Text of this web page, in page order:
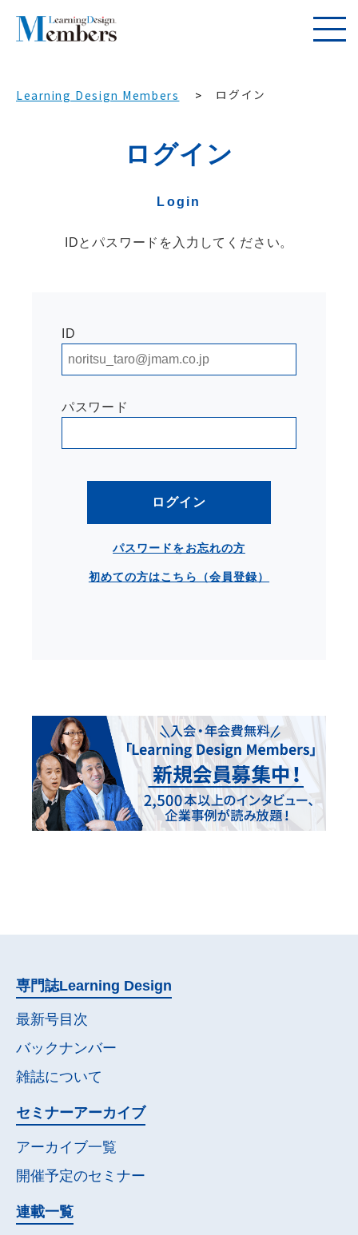
Learning Design Members ログイン
ログイン
Login
IDとパスワードを入力してください。
ID
パスワード
ログイン
パスワードをお忘れの方
初めての方はこちら（会員登録）
専門誌Learning Design
最新号目次
バックナンバー
雑誌について
セミナーアーカイブ
アーカイブ一覧
開催予定のセミナー
連載一覧